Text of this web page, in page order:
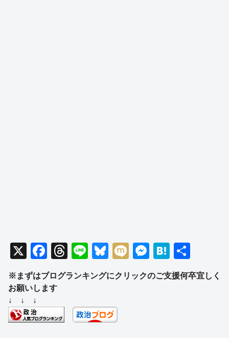
X
F
a
c
b
T
hr
e
d
Li
n
e
Bl
e
y
M
ixi
M
ss
H
at
e
有
※まずはブログランキングにクリックのご支援何卒宜しく
お願いします
↓ ↓ ↓